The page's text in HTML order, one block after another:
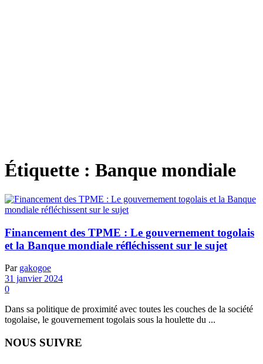
Étiquette : Banque mondiale
Financement des TPME : Le gouvernement togolais
et la Banque mondiale réfléchissent sur le sujet
Par gakogoe
31 janvier 2024
0
Dans sa politique de proximité avec toutes les couches de la société
togolaise, le gouvernement togolais sous la houlette du ...
NOUS SUIVRE